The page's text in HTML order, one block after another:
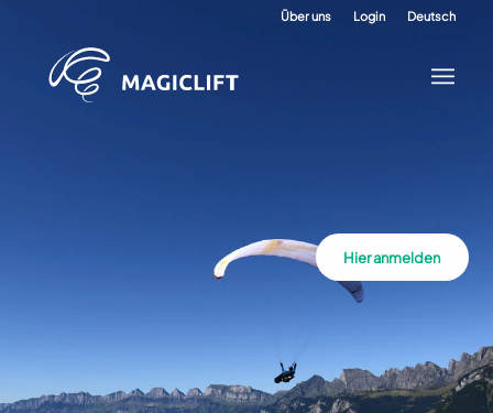
Über uns Login Deutsch
Hier anmelden